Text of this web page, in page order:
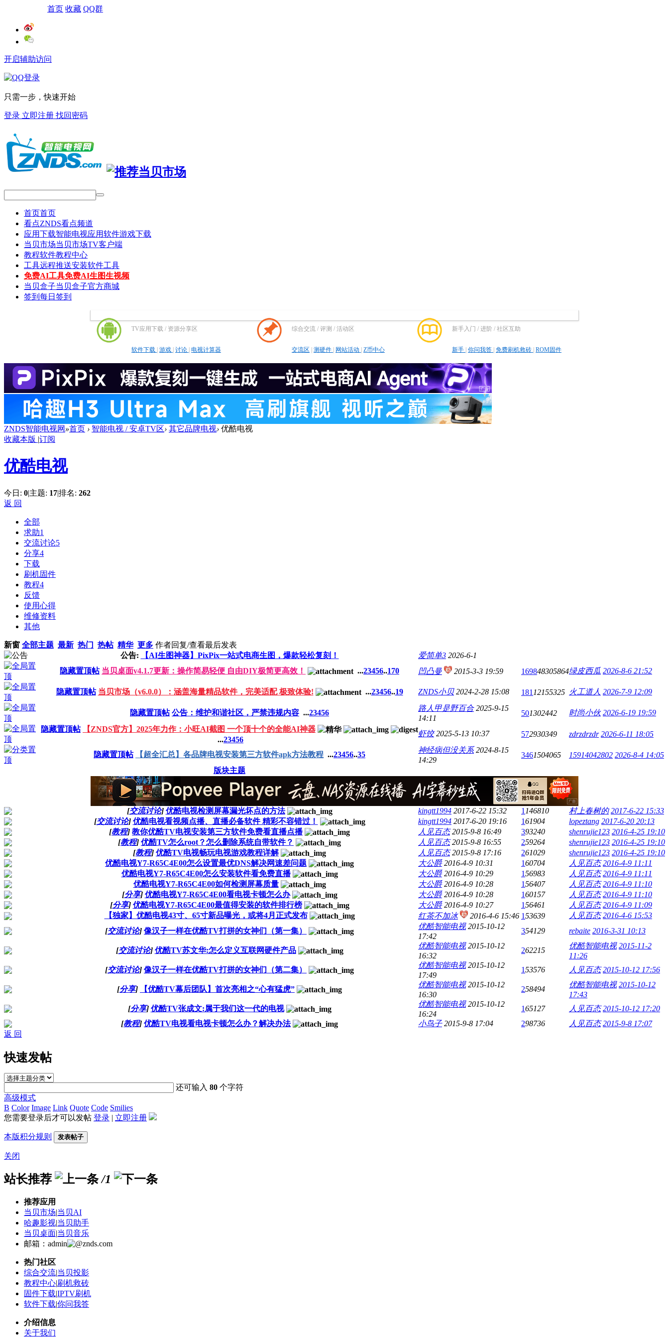
首页 收藏 QQ群
开启辅助访问
只需一步，快速开始
登录 立即注册 找回密码
首页首页
看点ZNDS看点频道
应用下载智能电视应用软件游戏下载
当贝市场当贝市场TV客户端
教程软件教程中心
工具远程推送安装软件工具
免费AI工具免费AI生图生视频
当贝盒子当贝盒子官方商城
签到 每日签到
TV应用下载 / 资源分享区
软件下载 | 游戏 | 讨论 | 电视计算器
综合交流 / 评测 / 活动区
交流区 | 测硬件 | 网站活动 | Z币中心
新手入门 / 进阶 / 社区互助
新手 | 你问我答 | 免费刷机救砖 | ROM固件
ZNDS智能电视网 »首页 › 智能电视 / 安卓TV区› 其它品牌电视› 优酷电视
收藏本版 |订阅
优酷电视
今日: 0|主题: 17|排名: 262
返 回
全部
求助1
交流讨论5
分享4
下载
刷机固件
教程4
反馈
使用心得
维修资料
其他
新窗 全部主题 最新 热门 热帖 精华 更多 作者回复/查看最后发表
公告:
【AI生图神器】PixPix一站式电商生图，爆款轻松复刻！ 爱简单3 2026-6-1
隐藏置顶帖 当贝桌面v4.1.7更新：操作简易轻便 自由DIY极简更高效！ ...23456..170 凹凸曼 2015-3-3 19:59 169848305864绿皮西瓜 2026-8-6 21:52
隐藏置顶帖 当贝市场（v6.0.0）：涵盖海量精品软件，完美适配 极致体验! ...23456..19 ZNDS小贝 2024-2-28 15:08 181 12155325 火工道人 2026-7-9 12:09
隐藏置顶帖 公告：维护和谐社区，严禁违规内容 ...23456
路人甲是野百合 2025-9-15
14:11
501302442 时尚小伙 2026-6-19 19:59
隐藏置顶帖
【ZNDS官方】2025年力作：小旺AI截图 一个顶十个的全能AI神器
...23456
虾饺 2025-5-13 10:37 572930349 zdrzdrzdr 2026-6-11 18:05
隐藏置顶帖 【超全汇总】各品牌电视安装第三方软件apk方法教程 ...23456..35
神经病但没关系 2024-8-15
14:29
3461504065 15914042802 2026-8-4 14:05
版块主题
[交流讨论] 优酷电视检测屏幕漏光坏点的方法 kingtt1994 2017-6-22 15:32 1 146810 村上春树的 2017-6-22 15:33
[交流讨论] 优酷电视看视频点播、直播必备软件 精彩不容错过！ kingtt1994 2017-6-20 19:16 161904 lopeztang 2017-6-20 20:13
[教程] 教你优酷TV电视安装第三方软件免费看直播点播 人见百态 2015-9-8 16:49 393240 shenrujie123 2016-4-25 19:10
[教程] 优酷TV怎么root？怎么删除系统自带软件？ 人见百态 2015-9-8 16:55 259264 shenrujie123 2016-4-25 19:10
[教程] 优酷TV电视畅玩电视游戏教程详解 人见百态 2015-9-8 17:16 261029 shenrujie123 2016-4-25 19:10
优酷电视Y7-R65C4E00怎么设置最优DNS解决网速差问题
大公爵 2016-4-9 10:31 160704 人见百态 2016-4-9 11:11
优酷电视Y7-R65C4E00怎么安装软件看免费直播
大公爵 2016-4-9 10:29 156983 人见百态 2016-4-9 11:11
优酷电视Y7-R65C4E00如何检测屏幕质量
大公爵 2016-4-9 10:28 156407 人见百态 2016-4-9 11:10
[分享] 优酷电视Y7-R65C4E00看电视卡顿怎么办 大公爵 2016-4-9 10:28 160157 人见百态 2016-4-9 11:10
[分享] 优酷电视Y7-R65C4E00最值得安装的软件排行榜 大公爵 2016-4-9 10:27 156461 人见百态 2016-4-9 11:09
【独家】优酷电视43寸、65寸新品曝光，或将4月正式发布
红茶不加冰 2016-4-6 15:46 153639 人见百态 2016-4-6 15:53
[交流讨论] 像汉子一样在优酷TV打拼的女神们（第一集）
优酷智能电视 2015-10-12
17:42
354129 rebaite 2016-3-31 10:13
[交流讨论] 优酷TV苏文华:怎么定义互联网硬件产品
优酷智能电视 2015-10-12
16:32
262215
优酷智能电视 2015-11-2
11:26
[交流讨论] 像汉子一样在优酷TV打拼的女神们（第二集）
优酷智能电视 2015-10-12
17:49
153576 人见百态 2015-10-12 17:56
[分享] 【优酷TV幕后团队】首次亮相之“心有猛虎”
优酷智能电视 2015-10-12
16:30
258494
优酷智能电视 2015-10-12
17:43
[分享] 优酷TV张成文:属于我们这一代的电视
优酷智能电视 2015-10-12
16:24
165127 人见百态 2015-10-12 17:20
[教程] 优酷TV电视看电视卡顿怎么办？解决办法 小鸟子 2015-9-8 17:04 298736 人见百态 2015-9-8 17:07
返 回
快速发帖
还可输入80 个字符
高级模式
B Color Image Link Quote Code Smilies
您需要登录后才可以发帖 登录 | 立即注册
本版积分规则 发表帖子
关闭
站长推荐 /1
推荐应用
当贝市场|当贝AI
哈趣影视|当贝助手
当贝桌面|当贝音乐
邮箱：admin
znds.com
热门社区
综合交流|当贝投影
教程中心|刷机救砖
固件下载|IPTV刷机
软件下载|你问我答
介绍信息
关于我们